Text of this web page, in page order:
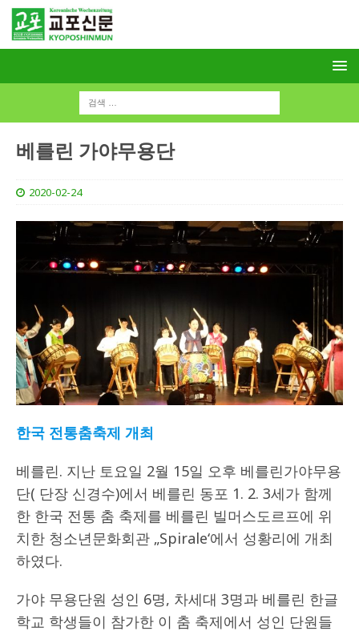
베를린 가야무용단
2020-02-24
한국 전통춤축제 개최
베를린. 지난 토요일 2월 15일 오후 베를린가야무용
단( 단장 신경수)에서 베를린 동포 1. 2. 3세가 함께
한 한국 전통 춤 축제를 베를린 빌머스도르프에 위
치한 청소년문화회관 „Spirale‘에서 성황리에 개최
하였다.
가야 무용단원 성인 6명, 차세대 3명과 베를린 한글
학교 학생들이 참가한 이 춤 축제에서 성인 단원들